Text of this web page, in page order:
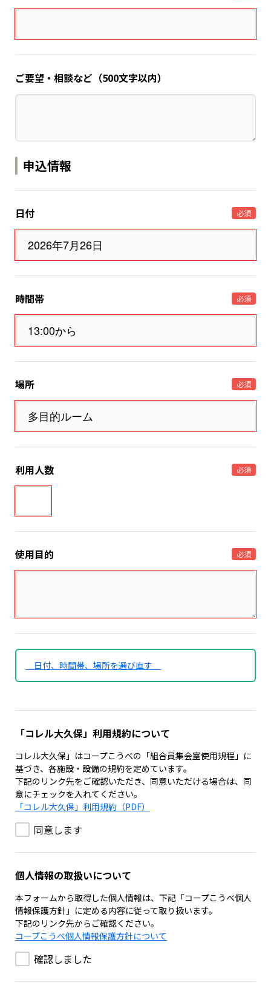
ご要望・相談など（500文字以内）
申込情報
日付 必須
時間帯 必須
場所 必須
利用人数 必須
使用目的 必須
日付、時間帯、場所を選び直す
「コレル大久保」利用規約について
コレル大久保」はコープこうべの「組合員集会室使用規程」に
基づき、各施設・設備の規約を定めています。
下記のリンク先をご確認いただき、同意いただける場合は、同
意にチェックを入れてください。
「コレル大久保」利用規約（PDF）
同意します
個人情報の取扱いについて
本フォームから取得した個人情報は、下記「コープこうべ個人
情報保護方針」に定める内容に従って取り扱います。
下記のリンク先からご確認ください。
コープこうべ個人情報保護方針について
確認しました